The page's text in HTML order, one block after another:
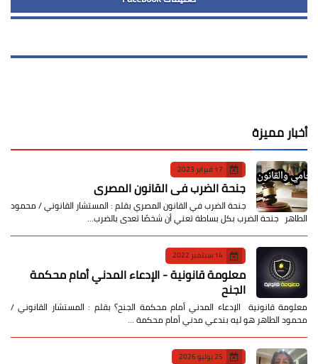
أخبار مميزة
17 فبراير 2023
جنحة الضرب في القانون المصري
جنحة الضرب في القانون المصري بقلم : المستشار القانوني / محمود
الطاهر جنحة الضرب بكل بساطة تعني أن شخصًا تعدى بالضرب…
14 سبتمبر 2022
معلومة قانونية - الإدعاء المدني أمام محكمة
الجنح
معلومة قانونية الإدعاء المدني أمام محكمة الجنح؟ بقلم : المستشار القانوني /
محمود الطاهر هو ليه بندعي مدني أمام محكمة …
25 يوليو 2026